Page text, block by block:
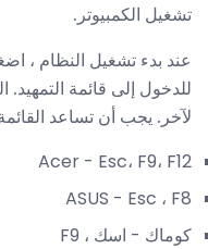
تشغيل الكمبيوتر.
عند بدء تشغيل النظام ،
للدخول إلى قائمة
لآخر. يجب أن تساعد
Acer - Esc، F9، F12
ASUS - Esc ، F8
كوماك - اسك ، F9